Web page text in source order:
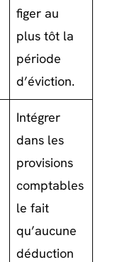
figer au
plus tôt la
période
d’éviction.
Intégrer
dans les
provisions
comptables
le fait
qu’aucune
déduction